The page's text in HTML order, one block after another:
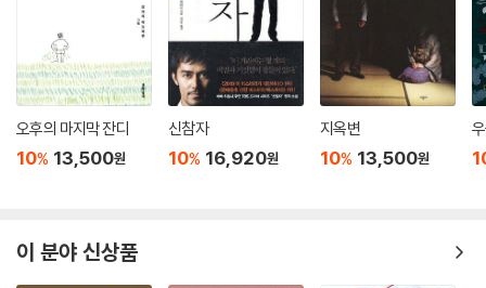
오후의 마지막 잔디
10% 13,500원
신참자
10% 16,920원
지옥변
10% 13,500원
이 분야 신상품